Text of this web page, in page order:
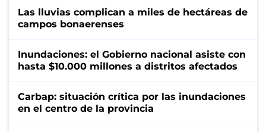
Las lluvias complican a miles de hectáreas de
campos bonaerenses
Inundaciones: el Gobierno nacional asiste con
hasta $10.000 millones a distritos afectados
Carbap: situación crítica por las inundaciones
en el centro de la provincia